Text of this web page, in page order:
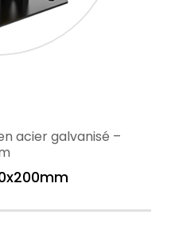
acier galvanisé –